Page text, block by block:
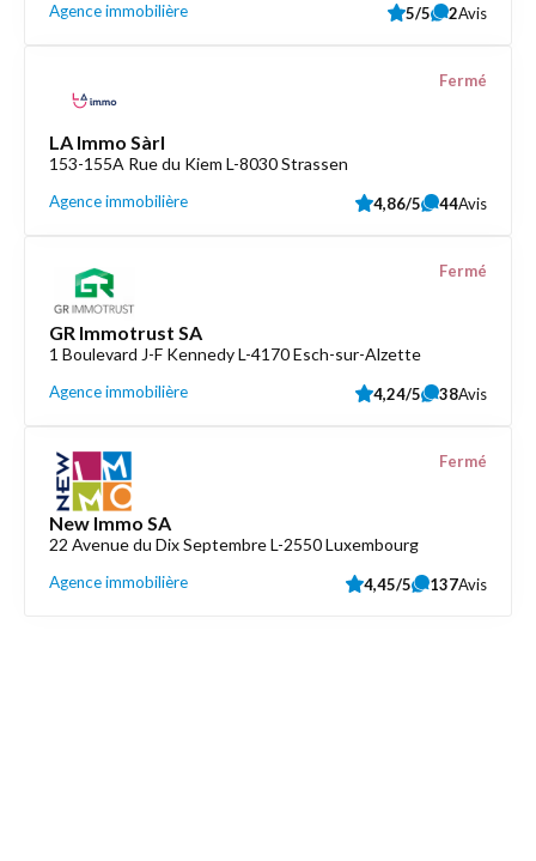
Agence immobilière 5/5 2Avis
LA Immo Sàrl
153-155A Rue du Kiem L-8030 Strassen
Agence immobilière
Fermé
4,86/5 44Avis
GR Immotrust SA
1 Boulevard J-F Kennedy L-4170 Esch-sur-Alzette
Agence immobilière
Fermé
4,24/5 38Avis
New Immo SA
22 Avenue du Dix Septembre L-2550 Luxembourg
Agence immobilière
Fermé
4,45/5 137Avis